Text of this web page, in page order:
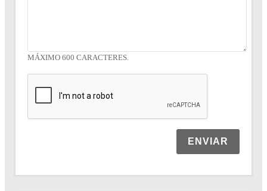
MÁXIMO 600 CARACTERES.
ENVIAR